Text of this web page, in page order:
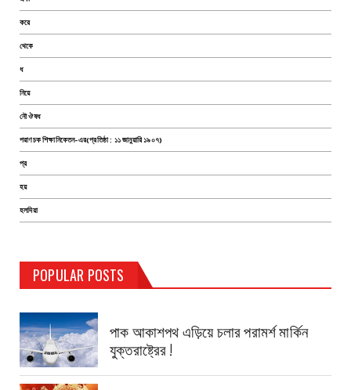
করে
থেকে
ধ
নিয়ে
নৌ ঔষধ
পরাণচক শিক্ষানিকেতন-এর(প্রতিষ্ঠা : ১১ জানুয়ারি ১৯০৭)
প্র
হয়
হলদিয়া
POPULAR POSTS
TEST PAGE
August 14, 2019
পাক আকাশপথ এড়িয়ে চলার পরামর্শ মার্কিন
যুক্তরাষ্ট্রের !